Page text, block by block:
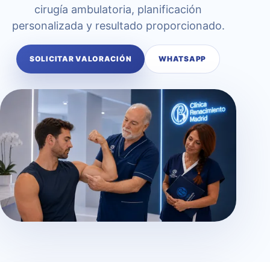
cirugía ambulatoria, planificación
personalizada y resultado proporcionado.
SOLICITAR VALORACIÓN WHATSAPP